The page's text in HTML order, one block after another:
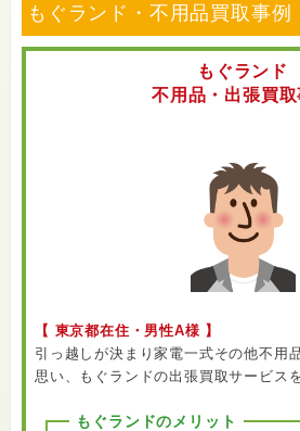
もぐランド・不用品買取事例
もぐランド
不用品・出張買取
【 東京都在住・男性A様 】
引っ越しが決まり家電一式その他不用
思い、もぐランドの出張買取サービス
もぐランドのメリット